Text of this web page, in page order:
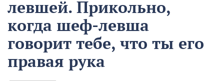
левшей. Прикольно,
когда шеф-левша
говорит тебе, что ты его
правая рука